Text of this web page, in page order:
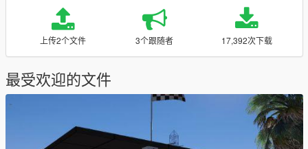
上传2个文件 3个跟随者 17,392次下载
最受欢迎的文件